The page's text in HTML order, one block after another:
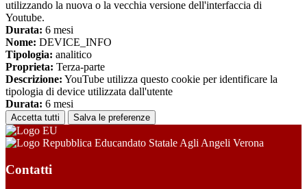
utilizzando la nuova o la vecchia versione dell'interfaccia di
Youtube.
Durata: 6 mesi
Nome: DEVICE_INFO
Tipologia: analitico
Proprieta: Terza-parte
Descrizione: YouTube utilizza questo cookie per identificare la
tipologia di device utilizzata dall'utente
Durata: 6 mesi
Accetta tutti Salva le preferenze
Educandato Statale Agli Angeli Verona
Contatti